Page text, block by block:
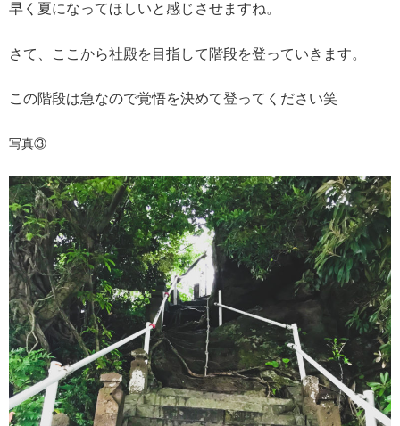
早く夏になってほしいと感じさせますね。
さて、ここから社殿を目指して階段を登っていきます。
この階段は急なので覚悟を決めて登ってください笑
写真③